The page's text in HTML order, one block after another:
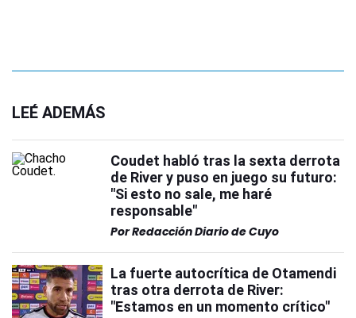
LEÉ ADEMÁS
Coudet habló tras la sexta derrota
de River y puso en juego su futuro:
"Si esto no sale, me haré
responsable"
PorRedacción Diario de Cuyo
La fuerte autocrítica de Otamendi
tras otra derrota de River:
"Estamos en un momento crítico"